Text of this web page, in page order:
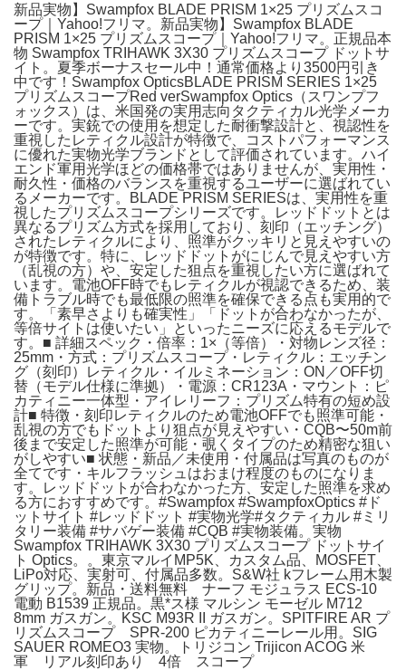
新品実物】Swampfox BLADE PRISM 1×25 プリズムスコ
ープ｜Yahoo!フリマ。新品実物】Swampfox BLADE
PRISM 1×25 プリズムスコープ｜Yahoo!フリマ。正規品本
物 Swampfox TRIHAWK 3X30 プリズムスコープ ドットサ
イト。夏季ボーナスセール中！通常価格より3500円引き
中です！Swampfox OpticsBLADE PRISM SERIES 1×25
プリズムスコープRed verSwampfox Optics（スワンプフ
ォックス）は、米国発の実用志向タクティカル光学メーカ
ーです。実銃での使用を想定した耐衝撃設計と、視認性を
重視したレティクル設計が特徴で、コストパフォーマンス
に優れた実物光学ブランドとして評価されています。ハイ
エンド軍用光学ほどの価格帯ではありませんが、実用性・
耐久性・価格のバランスを重視するユーザーに選ばれてい
るメーカーです。BLADE PRISM SERIESは、実用性を重
視したプリズムスコープシリーズです。レッドドットとは
異なるプリズム方式を採用しており、刻印（エッチング）
されたレティクルにより、照準がクッキリと見えやすいの
が特徴です。特に、レッドドットがにじんで見えやすい方
（乱視の方）や、安定した狙点を重視したい方に選ばれて
います。電池OFF時でもレティクルが視認できるため、装
備トラブル時でも最低限の照準を確保できる点も実用的で
す。「素早さよりも確実性」「ドットが合わなかったが、
等倍サイトは使いたい」といったニーズに応えるモデルで
す。■ 詳細スペック・倍率：1×（等倍）・対物レンズ径：
25mm・方式：プリズムスコープ・レティクル：エッチン
グ（刻印）レティクル・イルミネーション：ON／OFF切
替（モデル仕様に準拠）・電源：CR123A・マウント：ピ
カティニー一体型・アイレリーフ：プリズム特有の短め設
計■ 特徴・刻印レティクルのため電池OFFでも照準可能・
乱視の方でもドットより狙点が見えやすい・CQB〜50m前
後まで安定した照準が可能・覗くタイプのため精密な狙い
がしやすい■ 状態・新品／未使用・付属品は写真のものが
全てです・キルフラッシュはおまけ程度のものになりま
す。レッドドットが合わなかった方、安定した照準を求め
る方におすすめです。#Swampfox #SwampfoxOptics #ド
ットサイト #レッドドット #実物光学#タクティカル #ミリ
タリー装備 #サバゲー装備 #CQB #実物装備。実物
Swampfox TRIHAWK 3X30 プリズムスコープ ドットサイ
ト Optics。。東京マルイMP5K、カスタム品、MOSFET、
LiPo対応、実射可、付属品多数。S&W社 kフレーム用木製
グリップ。新品・送料無料 ナーフ モジュラス ECS-10
電動 B1539 正規品。黒*ス様 マルシン モーゼル M712
8mm ガスガン。KSC M93R II ガスガン。SPITFIRE AR プ
リズムスコープ SPR-200 ピカティニーレール用。SIG
SAUER ROMEO3 実物。トリジコン Trijicon ACOG 米
軍 リアル刻印あり 4倍 スコープ